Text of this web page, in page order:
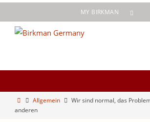
Inhalt
springen
MY BIRKMAN
StartAllgemein
Wir sind normal, das
anderen